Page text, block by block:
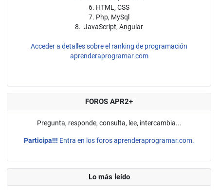
6. HTML, CSS
7. Php, MySql
8. JavaScript, Angular
Acceder a detalles sobre el ranking de programación
aprenderaprogramar.com
FOROS APR2+
Pregunta, responde, consulta, lee, intercambia...
Participa!!! Entra en los foros aprenderaprogramar.com.
Lo más leído